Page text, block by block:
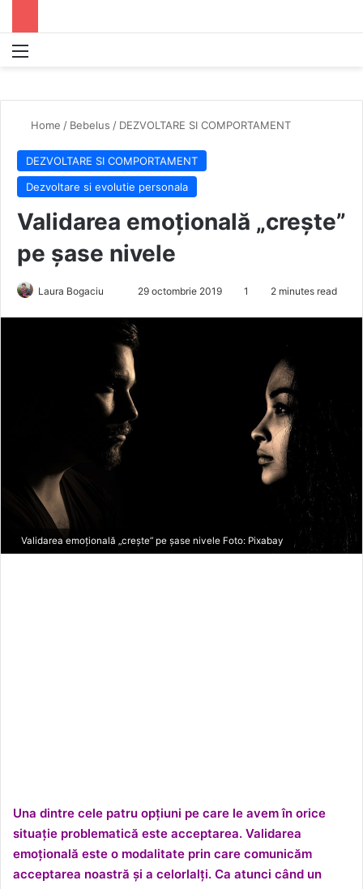
Home / Bebelus / DEZVOLTARE SI COMPORTAMENT
DEZVOLTARE SI COMPORTAMENT
Dezvoltare si evolutie personala
Validarea emoțională „crește”
pe șase nivele
Laura Bogaciu
d
a
m
a
i
29 octombrie 2019 1 2 minutes read
Validarea emoțională „crește” pe șase nivele Foto: Pixabay
Una dintre cele patru opțiuni pe care le avem în orice
situație problematică este acceptarea. Validarea
emoțională este o modalitate prin care comunicăm
acceptarea noastră și a celorlalți. Ca atunci când un